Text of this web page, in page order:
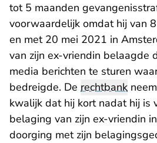
tot 5 maanden
voorwaardelijk omdat hij van
en met 20 mei 2021 in
van zijn ex-vriendin belaagde
media berichten te sturen
bedreigde. De rechtbank
kwalijk dat hij kort nadat hij is
belaging van zijn ex-vriendin
doorging met zijn